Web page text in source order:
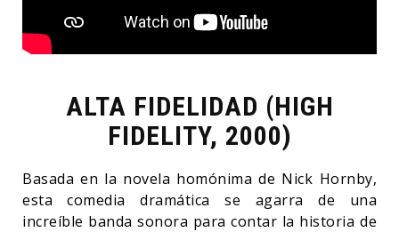
ALTA FIDELIDAD (HIGH
FIDELITY, 2000)
Basada en la novela homónima de Nick Hornby,
esta comedia dramática se agarra de una
increíble banda sonora para contar la historia de